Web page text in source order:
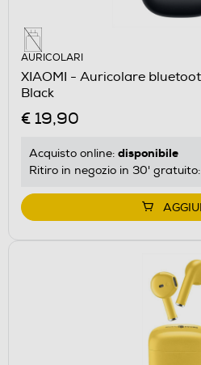
AURICOLARI
XIAOMI - Auricolare
Black
€ 19,90
Acquisto online: disponibile
Ritiro in negozio in 30' gratuito: